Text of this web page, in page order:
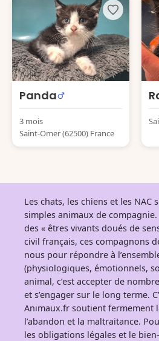
Panda
3 mois
Saint-Omer (62500) France
Les chats, les chiens et les NAC
simples animaux de
des « êtres vivants doués de
civil français, ces compagnons
nous pour répondre à
(physiologiques, émotionnels,
animal, c’est accepter de
et s’engager sur le long terme.
Animaux.fr soutient fermement
l’abandon et la maltraitance.
les obligations légales et le